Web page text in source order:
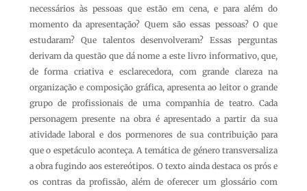
necessários às pessoas que estão em cena, e para além do
momento da apresentação? Quem são essas pessoas? O que
estudaram? Que talentos desenvolveram? Essas perguntas
derivam da questão que dá nome a este livro informativo, que,
de forma criativa e esclarecedora, com grande clareza na
organização e composição gráfica, apresenta ao leitor o grande
grupo de profissionais de uma companhia de teatro. Cada
personagem presente na obra é apresentado a partir da sua
atividade laboral e dos pormenores de sua contribuição para
que o espetáculo aconteça. A temática de género transversaliza
a obra fugindo aos estereótipos. O texto ainda destaca os prós e
os contras da profissão, além de oferecer um glossário com